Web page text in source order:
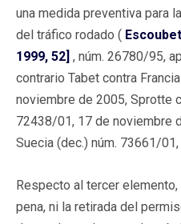
una medida preventiva para
del tráfico rodado (
1999, 52] , núm. 26780/95,
contrario Tabet contra
noviembre de 2005, Sprotte
72438/01, 17 de noviembre
Suecia (dec.) núm. 73661/
Respecto al tercer
pena, ni la retirada del